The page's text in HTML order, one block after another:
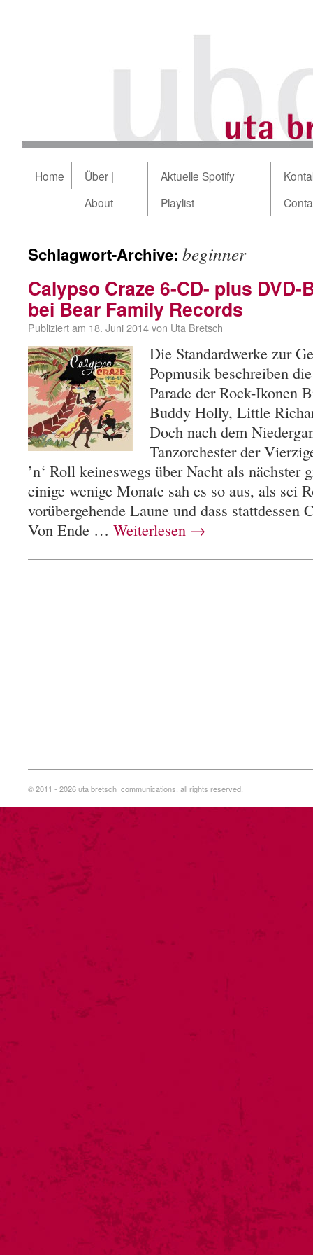
Home
Über |
About
Aktuelle Spotify
Playlist
Schlagwort-Archive: beginner
Calypso Craze 6-CD- plus DVD-
bei Bear Family Records
Publiziert am 18. Juni 2014von Uta Bretsch
Die Standardwerke zur
Popmusik beschreiben
Parade der Rock-Ikonen
Buddy Holly, Little
Doch nach dem
Tanzorchester der
’n‘ Roll keineswegs über Nacht als nächster
einige wenige Monate sah es so aus, als sei
vorübergehende Laune und dass stattdessen
Von Ende … Weiterlesen →
© 2011 - 2026 uta bretsch_communications. all rights reserved.